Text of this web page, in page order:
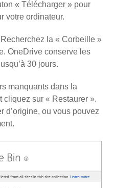
« Télécharger » pour
votre ordinateur.
la « Corbeille »
OneDrive conserve les
30 jours.
manquants dans la
sur « Restaurer ».
d’origine, ou vous pouvez